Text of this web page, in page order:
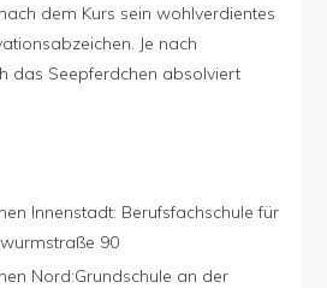
dem Kurs sein wohlverdientes
Je nach
das Seepferdchen absolviert
Innenstadt: Berufsfachschule für
90
Nord:Grundschule an der